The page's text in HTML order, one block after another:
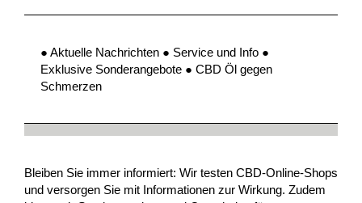
● Aktuelle Nachrichten ● Service und Info ●
Exklusive Sonderangebote ● CBD Öl gegen
Schmerzen
Bleiben Sie immer informiert: Wir testen CBD-Online-Shops
und versorgen Sie mit Informationen zur Wirkung. Zudem